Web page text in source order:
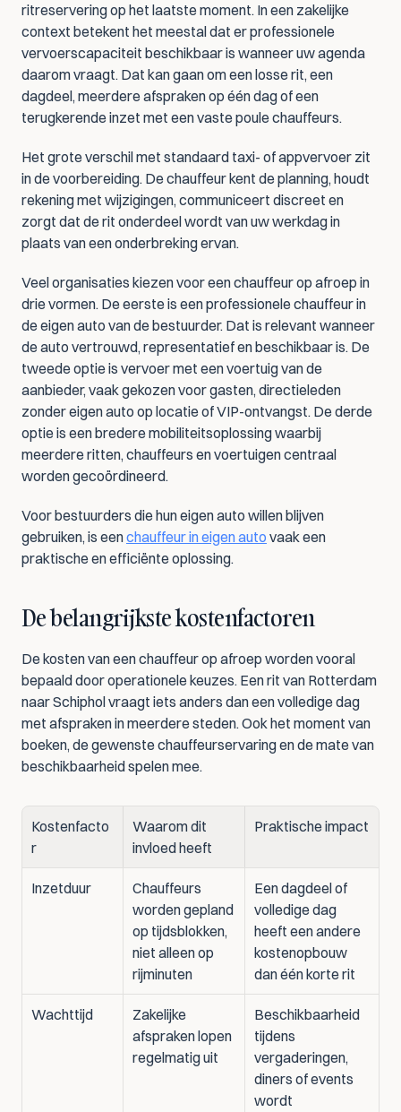
ritreservering op het laatste moment. In een zakelijke
context betekent het meestal dat er professionele
vervoerscapaciteit beschikbaar is wanneer uw agenda
daarom vraagt. Dat kan gaan om een losse rit, een
dagdeel, meerdere afspraken op één dag of een
terugkerende inzet met een vaste poule chauffeurs.
Het grote verschil met standaard taxi- of appvervoer zit
in de voorbereiding. De chauffeur kent de planning, houdt
rekening met wijzigingen, communiceert discreet en
zorgt dat de rit onderdeel wordt van uw werkdag in
plaats van een onderbreking ervan.
Veel organisaties kiezen voor een chauffeur op afroep in
drie vormen. De eerste is een professionele chauffeur in
de eigen auto van de bestuurder. Dat is relevant wanneer
de auto vertrouwd, representatief en beschikbaar is. De
tweede optie is vervoer met een voertuig van de
aanbieder, vaak gekozen voor gasten, directieleden
zonder eigen auto op locatie of VIP-ontvangst. De derde
optie is een bredere mobiliteitsoplossing waarbij
meerdere ritten, chauffeurs en voertuigen centraal
worden gecoördineerd.
Voor bestuurders die hun eigen auto willen blijven
gebruiken, is een chauffeur in eigen auto vaak een
praktische en efficiënte oplossing.
De belangrijkste kostenfactoren
De kosten van een chauffeur op afroep worden vooral
bepaald door operationele keuzes. Een rit van Rotterdam
naar Schiphol vraagt iets anders dan een volledige dag
met afspraken in meerdere steden. Ook het moment van
boeken, de gewenste chauffeurservaring en de mate van
beschikbaarheid spelen mee.
Kostenfacto
r
Waarom dit
invloed heeft
Praktische impact
Inzetduur
Chauffeurs
worden gepland
op tijdsblokken,
niet alleen op
rijminuten
Een dagdeel of
volledige dag
heeft een andere
kostenopbouw
dan één korte rit
Wachttijd
Zakelijke
afspraken lopen
regelmatig uit
Beschikbaarheid
tijdens
vergaderingen,
diners of events
wordt